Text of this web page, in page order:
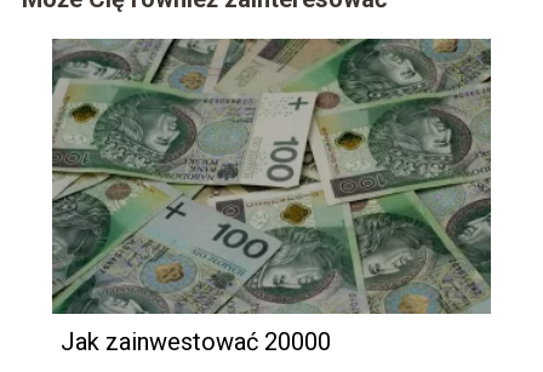
Jak zainwestować 20000